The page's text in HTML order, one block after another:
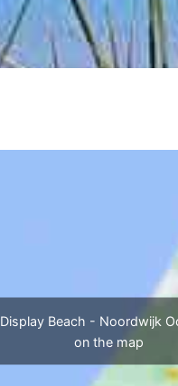
Display Beach - Noordwijk
on the map